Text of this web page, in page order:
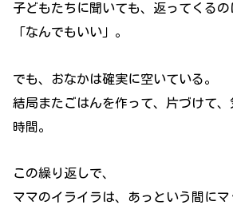
子どもたちに聞いても、返ってくるの
「なんでもいい」。
でも、おなかは確実に空いている。
結局またごはんを作って、片づけて
時間。
この繰り返しで、
ママのイライラは、あっという間にマ